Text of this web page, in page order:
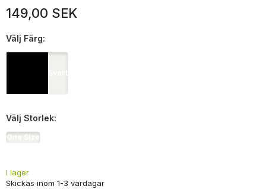
149,00 SEK
Välj Färg:
Svart
Välj Storlek:
One Size
I lager